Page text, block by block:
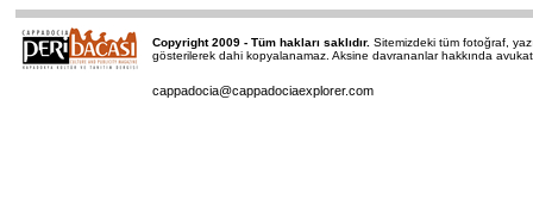
Copyright 2009 - Tüm hakları saklıdır. Sitemizdeki tüm fotoğraf,
gösterilerek dahi kopyalanamaz. Aksine davrananlar hakkında
cappadocia@cappadociaexplorer.com